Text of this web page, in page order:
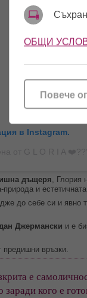
в Instagram.
дъщеря, Глория
и
до себе си и явно
Джермански и е
предишни връзки.
е
заради кого е
ОБЩИ
Повече